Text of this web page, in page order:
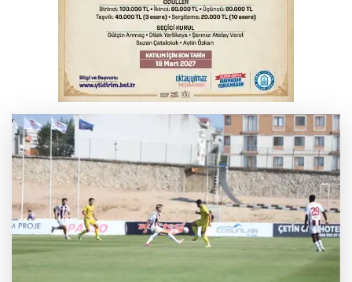
Elektrik akımına kapılan işçi hayatını
kaybetti
Serbest piyasada döviz fiyatları